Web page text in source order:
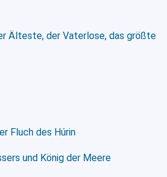
Älteste, der Vaterlose, das größte
Fluch des Húrin
und König der Meere